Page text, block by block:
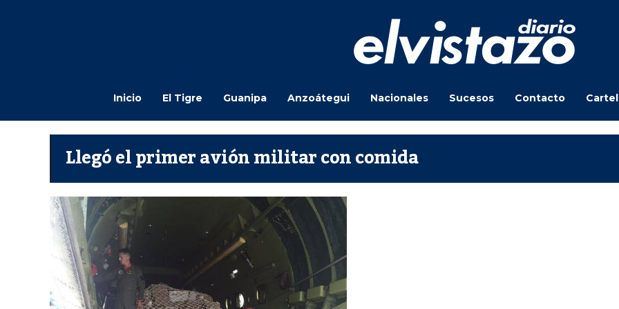
Inicio El Tigre Guanipa Anzoátegui Nacionales Sucesos Contacto
Llegó el primer avión militar con comida